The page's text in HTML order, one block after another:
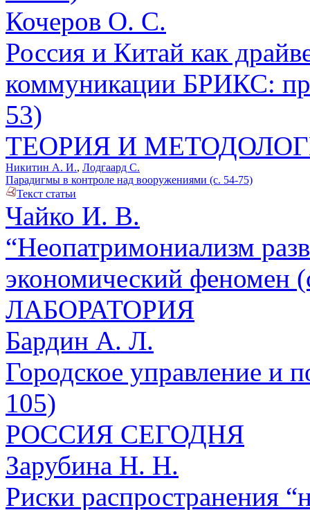
Кочеров О. С.
Россия и Китай как
коммуникации БРИКС:
53)
ТЕОРИЯ И
Никитин А. И., Лодгаард С.
Парадигмы в контроле над вооружениями (с. 54-75)
Текст статьи
Чайко И. В.
“Неопатримониализм
экономический феномен
ЛАБОРАТОРИЯ
Бардин А. Л.
Городское управление и
105)
РОССИЯ СЕГОДНЯ
Зарубина Н. Н.
Риски распространения